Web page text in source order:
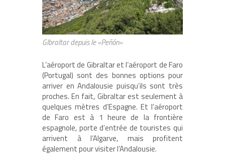
GIbraltar depuis le «Peñón»
L’aéroport de Gibraltar et l’aéroport de Faro
(Portugal) sont des bonnes options pour
arriver en Andalousie puisqu’ils sont très
proches. En fait, Gibraltar est seulement à
quelques mètres d’Espagne. Et l’aéroport
de Faro est à 1 heure de la frontière
espagnole, porte d’entrée de touristes qui
arrivent à l’Algarve, mais profitent
également pour visiter l’Andalousie.